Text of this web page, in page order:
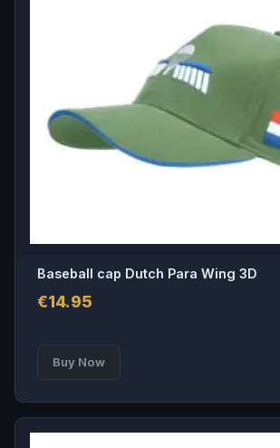
Baseball cap Dutch Para Wing 3D
€14.95
Buy Now